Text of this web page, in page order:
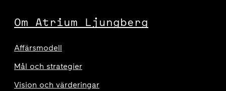
Om Atrium Ljungberg
Affärsmodell
Mål och strategier
Vision och värderingar